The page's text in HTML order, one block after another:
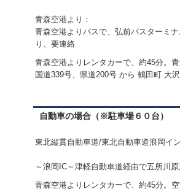
青森空港より：
青森空港よりバスで、弘前バスターミ
り、要連絡
青森空港よりレンタカーで、約45分。
国道339号、県道200号 から 鶴田町 大沢
自動車の場合（※駐車場６０台）
東北縦貫自動車道/東北自動車道浪岡イ
～浪岡IC～津軽自動車道経由で五所川
青森空港よりレンタカーで、約45分。